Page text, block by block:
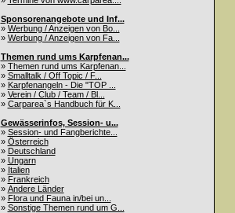
Sponsorenangebote und Inf...
» Werbung / Anzeigen von Bo...
» Werbung / Anzeigen von Fa...
Themen rund ums Karpfenan...
» Themen rund ums Karpfenan...
» Smalltalk / Off Topic / F...
» Karpfenangeln - Die "TOP ...
» Verein / Club / Team / Bl...
» Carparea`s Handbuch für K...
Gewässerinfos, Session- u...
» Session- und Fangberichte...
» Österreich
» Deutschland
» Ungarn
» Italien
» Frankreich
» Andere Länder
» Flora und Fauna in/bei un...
» Sonstige Themen rund um G...